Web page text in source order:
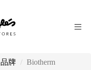
品牌 Biotherm